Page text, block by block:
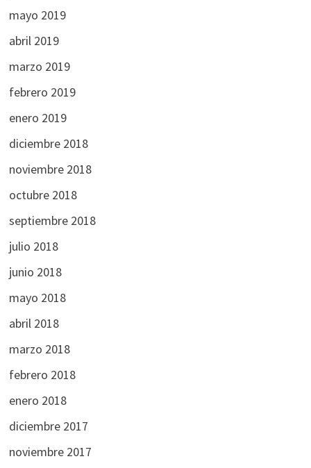
mayo 2019
abril 2019
marzo 2019
febrero 2019
enero 2019
diciembre 2018
noviembre 2018
octubre 2018
septiembre 2018
julio 2018
junio 2018
mayo 2018
abril 2018
marzo 2018
febrero 2018
enero 2018
diciembre 2017
noviembre 2017